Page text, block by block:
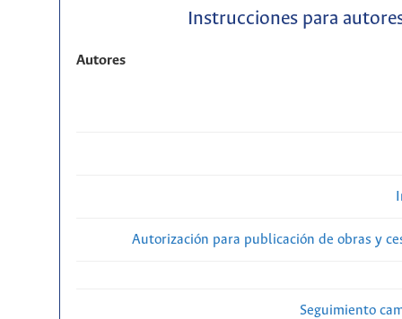
Instrucciones para
Autores
Autorización para publicación de obras y
Seguimiento